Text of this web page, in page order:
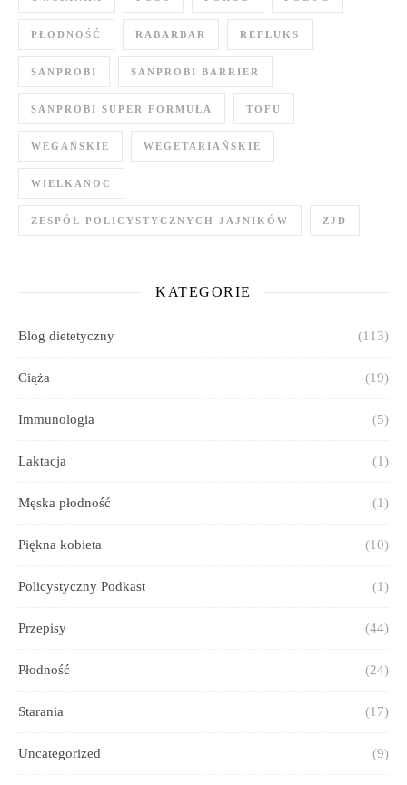
PŁODNOŚĆ RABARBAR REFLUKS
SANPROBI SANPROBI BARRIER
SANPROBI SUPER FORMUŁA TOFU
WEGAŃSKIE WEGETARIAŃSKIE
WIELKANOC
ZESPÓŁ POLICYSTYCZNYCH JAJNIKÓW ZJD
KATEGORIE
Blog dietetyczny (113)
Ciąża (19)
Immunologia (5)
Laktacja (1)
Męska płodność (1)
Piękna kobieta (10)
Policystyczny Podkast (1)
Przepisy (44)
Płodność (24)
Starania (17)
Uncategorized (9)